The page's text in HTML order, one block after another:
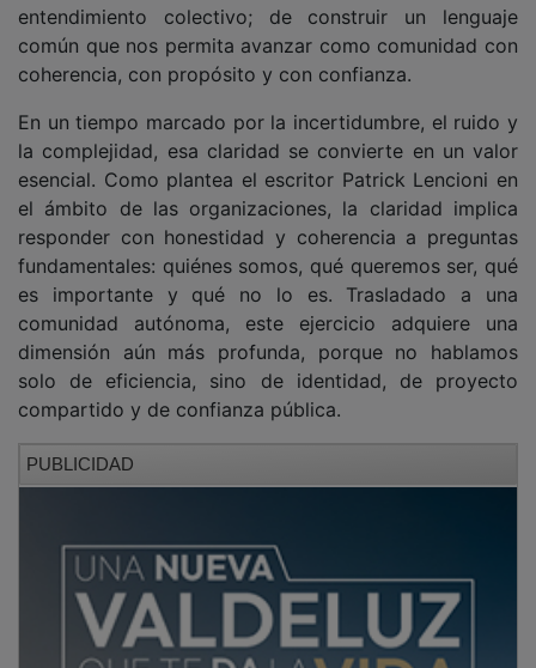
entendimiento colectivo; de construir un lenguaje
común que nos permita avanzar como comunidad con
coherencia, con propósito y con confianza.
En un tiempo marcado por la incertidumbre, el ruido y
la complejidad, esa claridad se convierte en un valor
esencial. Como plantea el escritor Patrick Lencioni en
el ámbito de las organizaciones, la claridad implica
responder con honestidad y coherencia a preguntas
fundamentales: quiénes somos, qué queremos ser, qué
es importante y qué no lo es. Trasladado a una
comunidad autónoma, este ejercicio adquiere una
dimensión aún más profunda, porque no hablamos
solo de eficiencia, sino de identidad, de proyecto
compartido y de confianza pública.
PUBLICIDAD